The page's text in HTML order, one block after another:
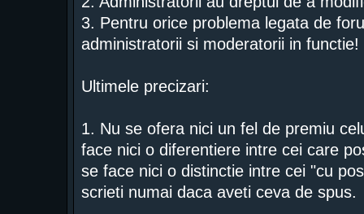
3. Pentru orice problema legata de
administratorii si moderatorii in functie!
Ultimele precizari:
1. Nu se ofera nici un fel de premiu
face nici o diferentiere intre cei care
se face nici o distinctie intre cei "cu
scrieti numai daca aveti ceva de spus.